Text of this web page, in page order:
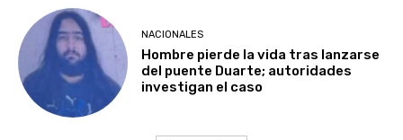
NACIONALES
Hombre pierde la vida tras lanzarse
del puente Duarte; autoridades
investigan el caso